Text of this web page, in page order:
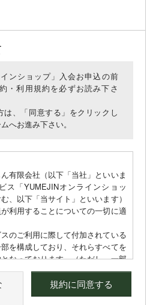
インショップ」入会お申込の前
・利用規約を必ずお読み下さ
は、「同意する」をクリックし
へお進み下さい。
有限会社（以下「当社」といいま
ス「YUMEJINオンラインショッ
、以下「当サイト」といいます）
利用することについての一切に適
のご利用に際して付加されている
を構成しており、それらすべてを
なっております。（ただし、一部
サービスについては、当サイトの
、各リンク先の規約に従うものと
規約に同意する